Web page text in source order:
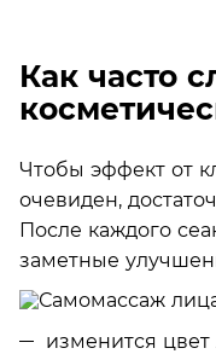
Как часто
Чтобы эффект от
очевиден,
После каждого
заметные
изменится цвет